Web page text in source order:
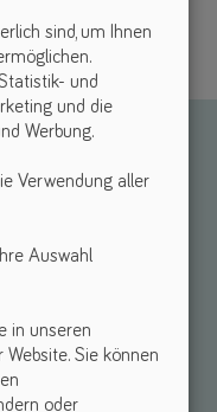
sind, um Ihnen
und
und die
Werbung.
Verwendung aller
Auswahl
in unseren
Sie können
oder